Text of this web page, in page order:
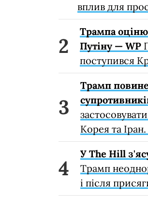
вплив для
Трампа
Путіну — WP
поступився
Трамп
Корея та Іран.
У The Hill
Трамп
і після